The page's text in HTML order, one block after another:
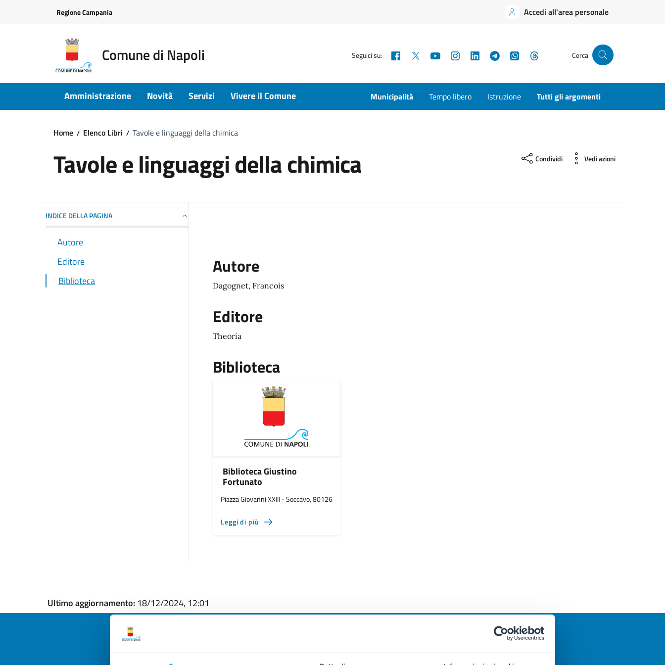
Regione Campania Accedi all'area personale
Comune di Napoli Seguici su: Facebook YouTubeInstagramLinkedInTelegramWhatsApp Cerca
Amministrazione Novità Servizi Vivere il Comune Municipalità Tempo libero Istruzione Tutti gli argomenti
Home Elenco Libri Tavole e linguaggi della chimica
Tavole e linguaggi della chimica Condividi Vedi azioni
INDICE DELLA PAGINA
Autore
Editore
Biblioteca
Autore
Dagognet, Francois
Editore
Theoria
Biblioteca
Biblioteca Giustino
Fortunato
Piazza Giovanni XXIII - Soccavo, 80126
Leggi di più
Ultimo aggiornamento: 18/12/2024, 12:01